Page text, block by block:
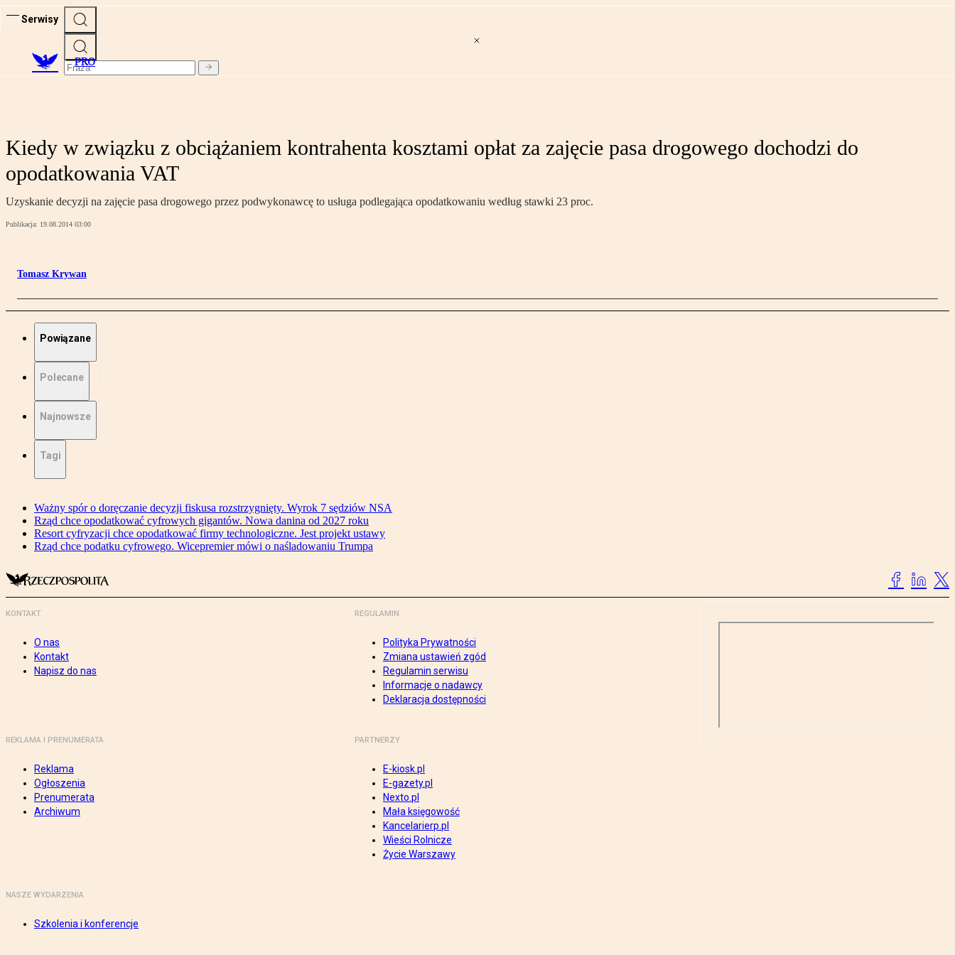
Serwisy
PRO
Kiedy w związku z obciążaniem kontrahenta kosztami opłat za zajęcie pasa drogowego dochodzi do
opodatkowania VAT
Uzyskanie decyzji na zajęcie pasa drogowego przez podwykonawcę to usługa podlegająca opodatkowaniu według stawki 23 proc.
Publikacja: 19.08.2014 03:00
Tomasz Krywan
Powiązane
Polecane
Najnowsze
Tagi
Ważny spór o doręczanie decyzji fiskusa rozstrzygnięty. Wyrok 7 sędziów NSA
Rząd chce opodatkować cyfrowych gigantów. Nowa danina od 2027 roku
Resort cyfryzacji chce opodatkować firmy technologiczne. Jest projekt ustawy
Rząd chce podatku cyfrowego. Wicepremier mówi o naśladowaniu Trumpa
KONTAKT
O nas
Kontakt
Napisz do nas
REGULAMIN
Polityka Prywatności
Zmiana ustawień zgód
Regulamin serwisu
Informacje o nadawcy
Deklaracja dostępności
REKLAMA I PRENUMERATA
Reklama
Ogłoszenia
Prenumerata
Archiwum
PARTNERZY
E-kiosk.pl
E-gazety.pl
Nexto.pl
Mała księgowość
Kancelarierp.pl
Wieści Rolnicze
Życie Warszawy
NASZE WYDARZENIA
Szkolenia i konferencje